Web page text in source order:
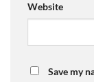
Website
Save my